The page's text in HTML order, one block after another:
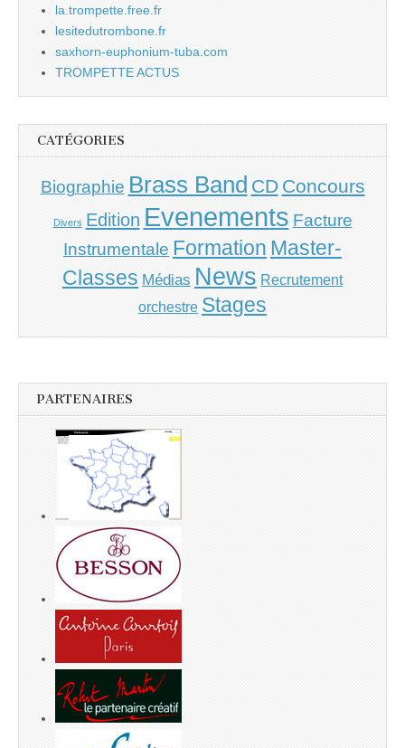
la.trompette.free.fr
lesitedutrombone.fr
saxhorn-euphonium-tuba.com
TROMPETTE ACTUS
CATÉGORIES
Biographie Brass Band CD Concours
Divers Edition Evenements Facture
Instrumentale Formation Master-
Classes Médias News Recrutement
orchestre Stages
PARTENAIRES